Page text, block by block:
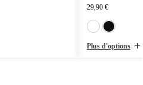
29,90 €
Plus d'options